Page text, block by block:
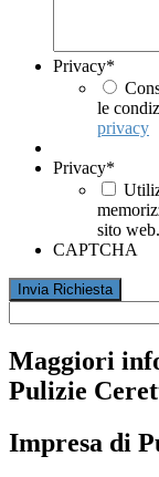
Privacy*
le
privacy
Privacy*
sito web.
CAPTCHA
Maggiori
Pulizie
Impresa di